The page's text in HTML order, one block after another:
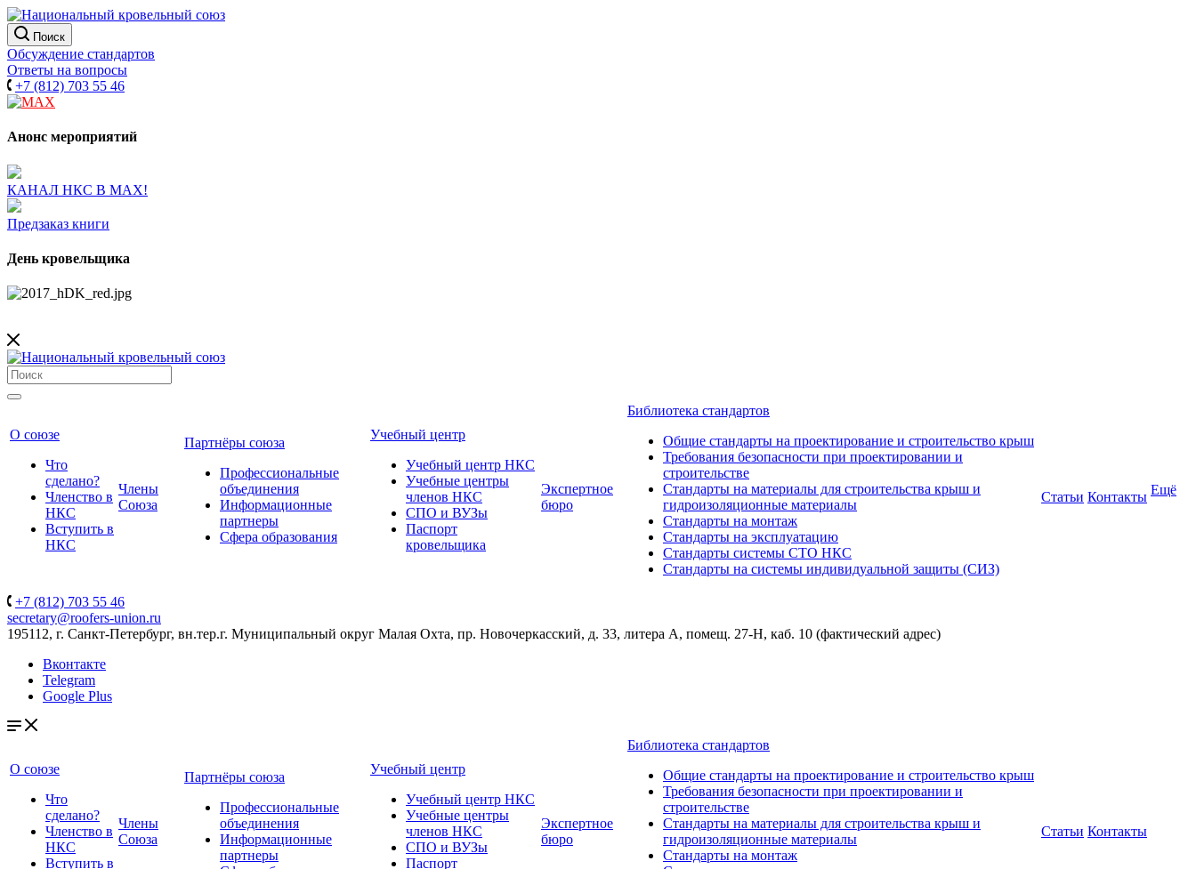
Поиск
Обсуждение стандартов
Ответы на вопросы
+7 (812) 703 55 46
Анонс мероприятий
КАНАЛ НКС В МАХ!
Предзаказ книги
День кровельщика
О союзе
Что
сделано?
Членство в
НКС
Вступить в
НКС
Члены
Союза
Партнёры союза
Профессиональные
объединения
Информационные
партнеры
Сфера образования
Учебный центр
Учебный центр НКС
Учебные центры
членов НКС
СПО и ВУЗы
Паспорт
кровельщика
Экспертное
бюро
Библиотека стандартов
Общие стандарты на проектирование и строительство крыш
Требования безопасности при проектировании и
строительстве
Стандарты на материалы для строительства крыш и
гидроизоляционные материалы
Стандарты на монтаж
Стандарты на эксплуатацию
Стандарты системы СТО НКС
Стандарты на системы индивидуальной защиты (СИЗ)
Статьи Контакты Ещё
+7 (812) 703 55 46
secretary@roofers-union.ru
195112, г. Санкт-Петербург, вн.тер.г. Муниципальный округ Малая Охта, пр. Новочеркасский, д. 33, литера А, помещ. 27-Н, каб. 10 (фактический адрес)
Вконтакте
Telegram
Google Plus
О союзе
Что
сделано?
Членство в
НКС
Вступить в
Члены
Союза
Партнёры союза
Профессиональные
объединения
Информационные
партнеры
Учебный центр
Учебный центр НКС
Учебные центры
членов НКС
СПО и ВУЗы
Паспорт
Экспертное
бюро
Библиотека стандартов
Общие стандарты на проектирование и строительство крыш
Требования безопасности при проектировании и
строительстве
Стандарты на материалы для строительства крыш и
гидроизоляционные материалы
Стандарты на монтаж
Статьи Контакты